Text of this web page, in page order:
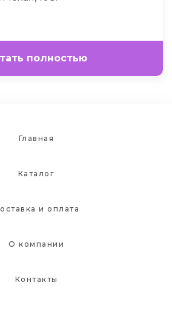
полностью
Главная
Каталог
и оплата
О компании
Контакты